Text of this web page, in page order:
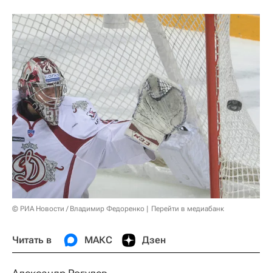
© РИА Новости / Владимир Федоренко Перейти в медиабанк
Читать в МАКС Дзен